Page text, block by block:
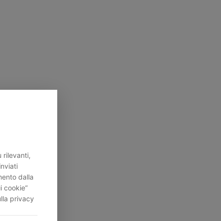
rilevanti,
dalla
cookie”
privacy